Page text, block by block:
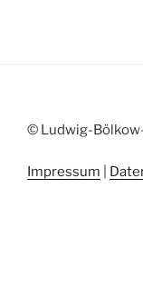
© Ludwig-
Impressum